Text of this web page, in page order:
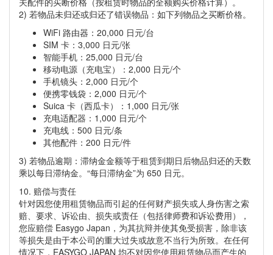
2) 若物品未归还或归还了错误物品：如下列物品之买断价格。
WiFi 路由器：20,000 日元/台
SIM 卡：3,000 日元/张
智能手机：25,000 日元/台
移动电源（充电宝）：2,000 日元/个
手机镜头：2,000 日元/个
便携零钱袋：2,000 日元/个
Suica 卡（西瓜卡）：1,000 日元/张
充电适配器：1,000 日元/个
充电线：500 日元/条
其他配件：200 日元/件
3) 若物品逾期：滞纳金金额等于租赁到期日后物品归还的天数
乘以每日滞纳金。“每日滞纳金”为 650 日元。
10. 赔偿与责任
针对因您使用租赁物品而引起的任何财产损失或人身伤害之索
赔、要求、诉讼由、损失或责任（包括律师费和诉讼费用），
您应赔偿 Easygo Japan，为其抗辩并使其免受损害，除非该
等损失是由于本公司的重大过失或故意不当行为所致。在任何
情况下，EASYGO JAPAN 均不对因您使用租赁物品而产生的